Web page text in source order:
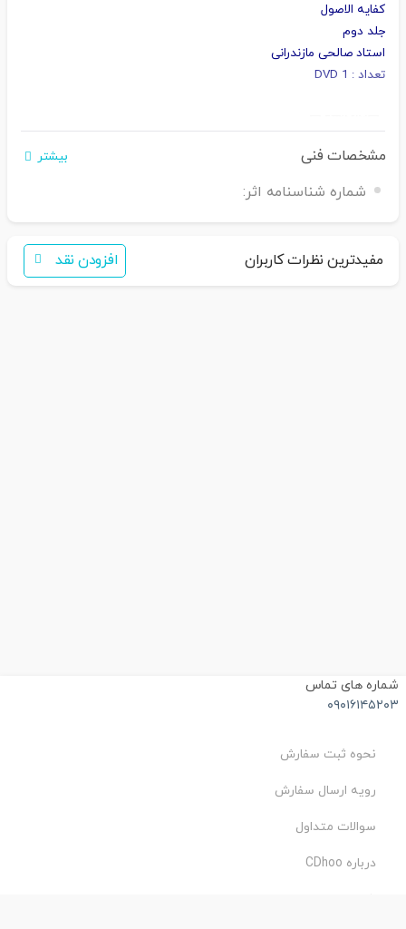
کفایه الاصول
جلد دوم
استاد صالحی مازندرانی
تعداد : 1 DVD
اگر برای خرید تمایل به عضویت در سایت ندارید،
مشخصات فنی بیشتر
شماره شناسنامه اثر:
مفیدترین نظرات کاربران افزودن نقد
شماره های تماس
۰۹۰۱۶۱۴۵۲۰۳
نحوه ثبت سفارش
رویه ارسال سفارش
سوالات متداول
درباره CDhoo